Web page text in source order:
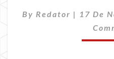
By Redator | 17 De